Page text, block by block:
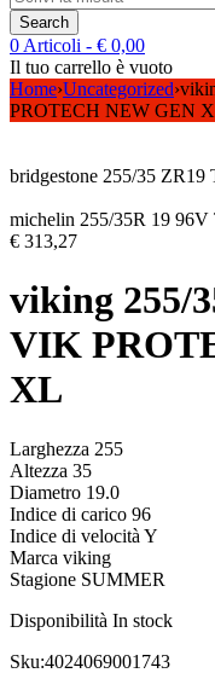
0 Articoli - € 0,00
Il tuo carrello è vuoto
Home›Uncategorized›
PROTECH NEW GEN
bridgestone 255/35
michelin 255/35R 19
€ 313,27
viking 255/
VIK
XL
Larghezza 255
Altezza 35
Diametro 19.0
Indice di carico 96
Indice di velocità Y
Marca viking
Stagione SUMMER
Disponibilità In stock
Sku:4024069001743